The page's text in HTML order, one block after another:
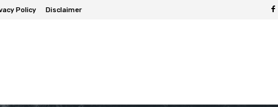
Policy Disclaimer